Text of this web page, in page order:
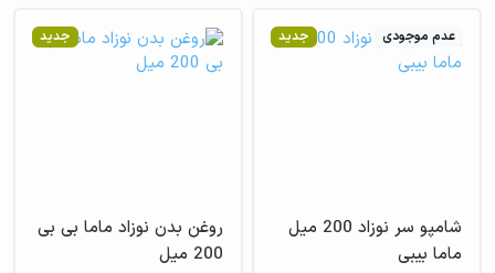
جدید عدم موجودی
شامپو سر نوزاد 200 میل
ماما بیبی
جدید
روغن بدن نوزاد ماما بی بی
200 میل